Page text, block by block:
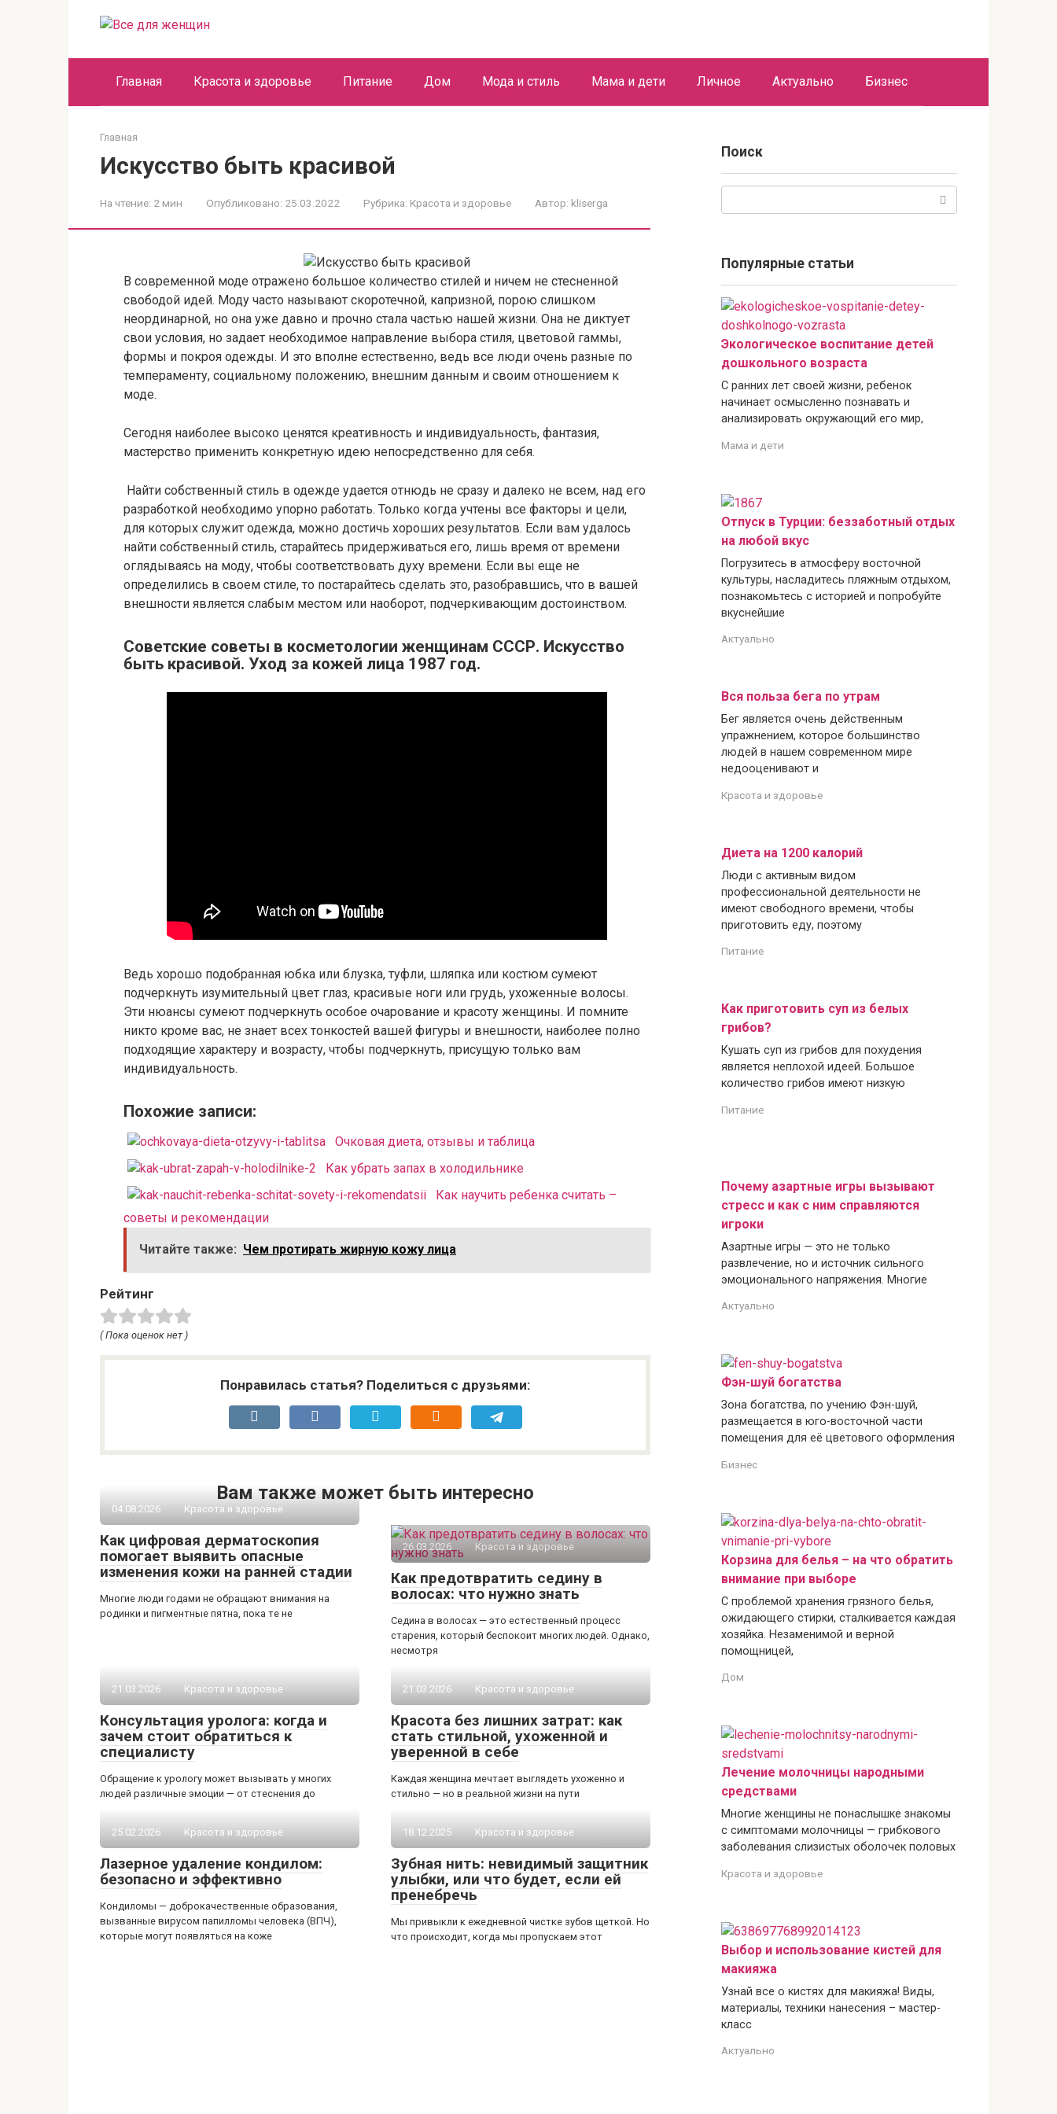
Главная Красота и здоровье Питание Дом Мода и стиль Мама и дети Личное Актуально Бизнес
Главная
Искусство быть красивой
На чтение: 2 мин Опубликовано: 25.03.2022 Рубрика: Красота и здоровье Автор: kliserga
В современной моде отражено большое количество стилей и ничем не стесненной
свободой идей. Моду часто называют скоротечной, капризной, порою слишком
неординарной, но она уже давно и прочно стала частью нашей жизни. Она не диктует
свои условия, но задает необходимое направление выбора стиля, цветовой гаммы,
формы и покроя одежды. И это вполне естественно, ведь все люди очень разные по
темпераменту, социальному положению, внешним данным и своим отношением к
моде.
Сегодня наиболее высоко ценятся креативность и индивидуальность, фантазия,
мастерство применить конкретную идею непосредственно для себя.
Найти собственный стиль в одежде удается отнюдь не сразу и далеко не всем, над его
разработкой необходимо упорно работать. Только когда учтены все факторы и цели,
для которых служит одежда, можно достичь хороших результатов. Если вам удалось
найти собственный стиль, старайтесь придерживаться его, лишь время от времени
оглядываясь на моду, чтобы соответствовать духу времени. Если вы еще не
определились в своем стиле, то постарайтесь сделать это, разобравшись, что в вашей
внешности является слабым местом или наоборот, подчеркивающим достоинством.
Советские советы в косметологии женщинам СССР. Искусство
быть красивой. Уход за кожей лица 1987 год.
Ведь хорошо подобранная юбка или блузка, туфли, шляпка или костюм сумеют
подчеркнуть изумительный цвет глаз, красивые ноги или грудь, ухоженные волосы.
Эти нюансы сумеют подчеркнуть особое очарование и красоту женщины. И помните
никто кроме вас, не знает всех тонкостей вашей фигуры и внешности, наиболее полно
подходящие характеру и возрасту, чтобы подчеркнуть, присущую только вам
индивидуальность.
Похожие записи:
Очковая диета, отзывы и таблица
Как убрать запах в холодильнике
Как научить ребенка считать –
советы и рекомендации
Читайте также: Чем протирать жирную кожу лица
Рейтинг
( Пока оценок нет )
Понравилась статья? Поделиться с друзьями:
Вам также может быть интересно
04.08.2026 Красота и здоровье
Как цифровая дерматоскопия
помогает выявить опасные
изменения кожи на ранней стадии
Многие люди годами не обращают внимания на
родинки и пигментные пятна, пока те не
26.03.2026 Красота и здоровье
Как предотвратить седину в
волосах: что нужно знать
Седина в волосах — это естественный процесс
старения, который беспокоит многих людей. Однако,
несмотря
21.03.2026 Красота и здоровье
Консультация уролога: когда и
зачем стоит обратиться к
специалисту
Обращение к урологу может вызывать у многих
людей различные эмоции — от стеснения до
21.03.2026 Красота и здоровье
Красота без лишних затрат: как
стать стильной, ухоженной и
уверенной в себе
Каждая женщина мечтает выглядеть ухоженно и
стильно — но в реальной жизни на пути
25.02.2026 Красота и здоровье
Лазерное удаление кондилом:
безопасно и эффективно
Кондиломы — доброкачественные образования,
вызванные вирусом папилломы человека (ВПЧ),
которые могут появляться на коже
18.12.2025 Красота и здоровье
Зубная нить: невидимый защитник
улыбки, или что будет, если ей
пренебречь
Мы привыкли к ежедневной чистке зубов щеткой. Но
что происходит, когда мы пропускаем этот
Поиск
Популярные статьи
Экологическое воспитание детей
дошкольного возраста
С ранних лет своей жизни, ребенок
начинает осмысленно познавать и
анализировать окружающий его мир,
Мама и дети
Отпуск в Турции: беззаботный отдых
на любой вкус
Погрузитесь в атмосферу восточной
культуры, насладитесь пляжным отдыхом,
познакомьтесь с историей и попробуйте
вкуснейшие
Актуально
Вся польза бега по утрам
Бег является очень действенным
упражнением, которое большинство
людей в нашем современном мире
недооценивают и
Красота и здоровье
Диета на 1200 калорий
Люди с активным видом
профессиональной деятельности не
имеют свободного времени, чтобы
приготовить еду, поэтому
Питание
Как приготовить суп из белых
грибов?
Кушать суп из грибов для похудения
является неплохой идеей. Большое
количество грибов имеют низкую
Питание
Почему азартные игры вызывают
стресс и как с ним справляются
игроки
Азартные игры — это не только
развлечение, но и источник сильного
эмоционального напряжения. Многие
Актуально
Фэн-шуй богатства
Зона богатства, по учению Фэн-шуй,
размещается в юго-восточной части
помещения для её цветового оформления
Бизнес
Корзина для белья – на что обратить
внимание при выборе
С проблемой хранения грязного белья,
ожидающего стирки, сталкивается каждая
хозяйка. Незаменимой и верной
помощницей,
Дом
Лечение молочницы народными
средствами
Многие женщины не понаслышке знакомы
с симптомами молочницы — грибкового
заболевания слизистых оболочек половых
Красота и здоровье
Выбор и использование кистей для
макияжа
Узнай все о кистях для макияжа! Виды,
материалы, техники нанесения – мастер-
класс
Актуально